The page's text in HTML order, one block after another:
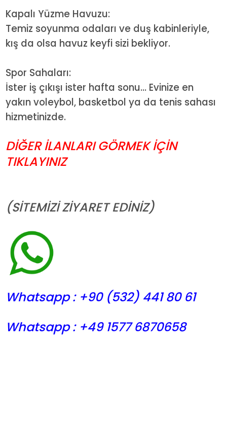
Kapalı Yüzme Havuzu:
Temiz soyunma odaları ve duş kabinleriyle,
kış da olsa havuz keyfi sizi bekliyor.
Spor Sahaları:
İster iş çıkışı ister hafta sonu... Evinize en
yakın voleybol, basketbol ya da tenis sahası
hizmetinizde.
DİĞER İLANLARI GÖRMEK İÇİN
TIKLAYINIZ
(SİTEMİZİ ZİYARET EDİNİZ)
Whatsapp : +90 (532) 44180 61
Whatsapp : +49 1577 6870658